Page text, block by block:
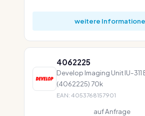
weitere
4062225
Develop Imaging Unit IU-311
(4062225) 70k
EAN: 4053768157901
auf Anfrage